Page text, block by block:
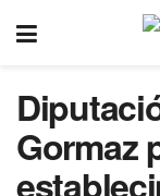
Gormaz